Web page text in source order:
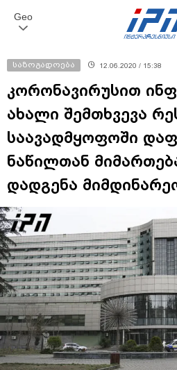
Geo
საზოგადოება 12.06.2020 / 15:38
კორონავირუსით
ახალი შემთხვევა
საავადმყოფოში
ნაწილთან
დადგენა